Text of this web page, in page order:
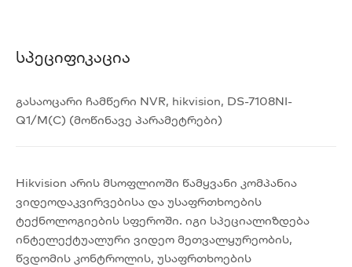
Სპეციფიკაცია
გასაოცარი ჩამწერი NVR, hikvision, DS-7108NI-
Q1/M(C) (მოწინავე პარამეტრები)
Hikvision არის მსოფლიოში წამყვანი კომპანია
ვიდეოდაკვირვებისა და უსაფრთხოების
ტექნოლოგიების სფეროში. იგი სპეციალიზდება
ინტელექტუალური ვიდეო მეთვალყურეობის,
წვდომის კონტროლის, უსაფრთხოების